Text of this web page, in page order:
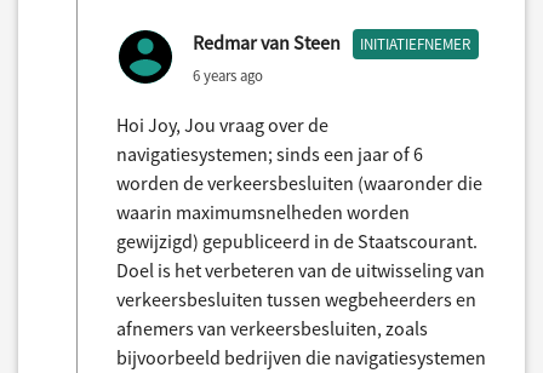
Redmar van Steen INITIATIEFNEMER
6 years ago
Hoi Joy, Jou vraag over de
navigatiesystemen; sinds een jaar of 6
worden de verkeersbesluiten (waaronder die
waarin maximumsnelheden worden
gewijzigd) gepubliceerd in de Staatscourant.
Doel is het verbeteren van de uitwisseling van
verkeersbesluiten tussen wegbeheerders en
afnemers van verkeersbesluiten, zoals
bijvoorbeeld bedrijven die navigatiesystemen